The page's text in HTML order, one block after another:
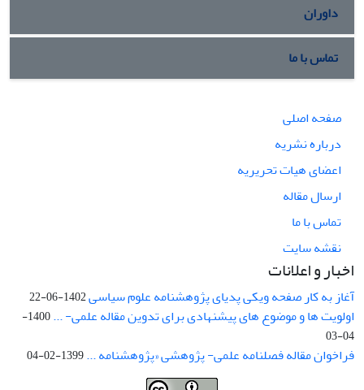
داوران
تماس با ما
صفحه اصلی
درباره نشریه
اعضای هیات تحریریه
ارسال مقاله
تماس با ما
نقشه سایت
اخبار و اعلانات
آغاز به کار صفحه ویکی پدیای پژوهشنامه علوم سیاسی1402-06-22
اولویت ها و موضوع های پیشنهادی برای تدوین مقاله علمی- ...
1400-
04-03
فراخوان مقاله فصلنامه علمی- پژوهشی «پژوهشنامه ...1399-02-04